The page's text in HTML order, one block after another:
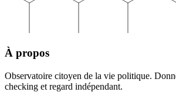
À propos
Observatoire citoyen de la vie politique.
checking et regard indépendant.